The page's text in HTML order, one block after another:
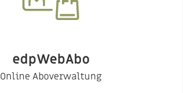
edpWebAbo
Online Aboverwaltung